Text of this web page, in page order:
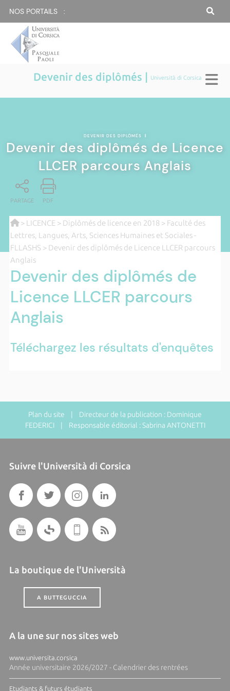
NOS PORTAILS :
Devenir des diplômés | Università di Corsica
DEVENIR DES DIPLÔMÉS |
Devenir des diplômés de Licence
LLCER parcours Anglais
PARTAGE PDF
> LICENCE > Diplômés de licence en 2018 > Faculté des
Lettres, Langues, Arts, Sciences Humaines et Sociales -
FLLASHS > Devenir des diplômés de Licence LLCER parcours
Anglais
Devenir des diplômés de
Licence LLCER parcours
Anglais
Téléchargez les résultats d'enquêtes
Plan du site | Directeur de la publication : Dominique
FEDERICI | Responsable éditorial : Sabrina ANTONETTI
Suivre l'Università di Corsica
La boutique de l'Università
A BUTTEGUCCIA
A la une sur nos sites web
www.universita.corsica
Année universitaire 2026/2027 - Calendrier des rentrées
Etudiants & futurs étudiants